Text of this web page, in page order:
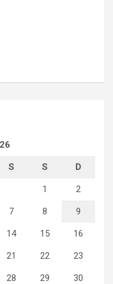
S S D
1 2
7 8 9
14 15 16
21 22 23
28 29 30